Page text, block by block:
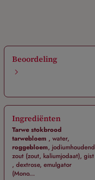
Beoordeling
Ingrediënten
Tarwe stokbrood
tarwebloem , water,
roggebloem, jodiumhoudend
zout (zout, kaliumjodaat), gist
, dextrose, emulgator
(Mono...